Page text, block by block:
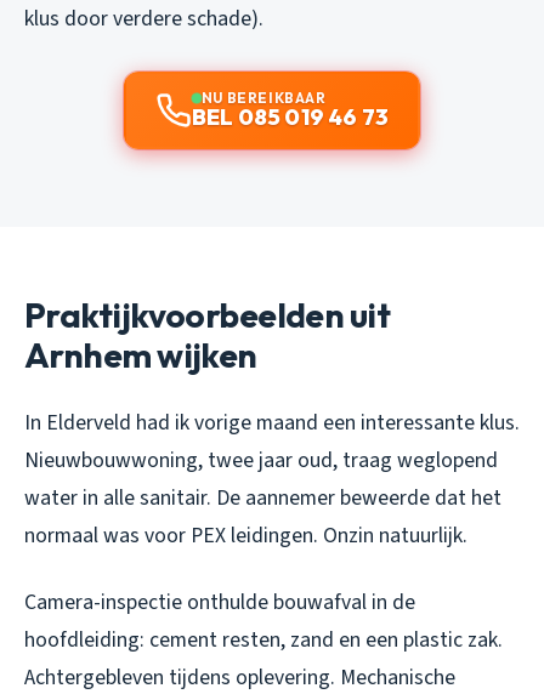
klus door verdere schade).
NU BEREIKBAAR
BEL 085 019 46 73
Praktijkvoorbeelden uit
Arnhem wijken
In Elderveld had ik vorige maand een interessante klus.
Nieuwbouwwoning, twee jaar oud, traag weglopend
water in alle sanitair. De aannemer beweerde dat het
normaal was voor PEX leidingen. Onzin natuurlijk.
Camera-inspectie onthulde bouwafval in de
hoofdleiding: cement resten, zand en een plastic zak.
Achtergebleven tijdens oplevering. Mechanische